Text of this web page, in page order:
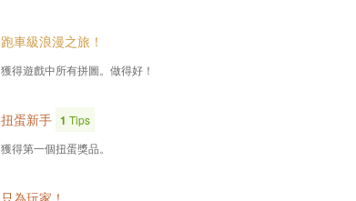
跑車級浪漫之旅！
獲得遊戲中所有拼圖。做得好！
扭蛋新手 1 Tips
獲得第一個扭蛋獎品。
只為玩家！